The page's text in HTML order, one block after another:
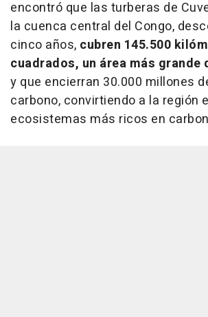
encontró que las turberas de
la cuenca central del Congo,
cinco años, cubren 145.500
cuadrados, un área más grande
y que encierran 30.000 millones
carbono, convirtiendo a la región
ecosistemas más ricos en